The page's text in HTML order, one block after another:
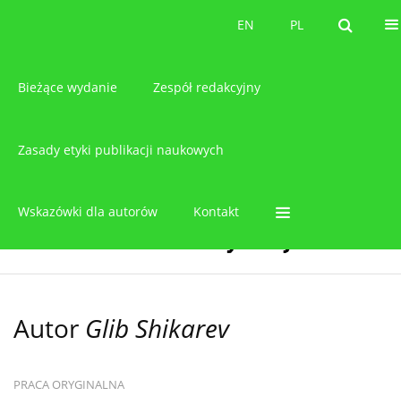
PL
EN PL
EN
Bieżące wydanie Zespół redakcyjny
Zasady etyki publikacji naukowych
Wskazówki dla autorów Kontakt
Autor Glib Shikarev
PRACA ORYGINALNA